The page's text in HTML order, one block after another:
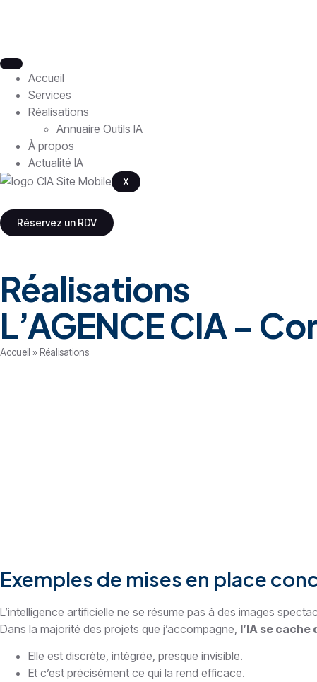
Accueil
Services
Réalisations
Annuaire Outils IA
À propos
Actualité IA
X
Réservez un RDV
Réalisations
L’AGENCE CIA –
Accueil » Réalisations
Exemples de mises en place
L’intelligence artificielle ne se résume pas à des images
Dans la majorité des projets que j’accompagne, l’IA se cache
Elle est discrète, intégrée, presque invisible.
Et c’est précisément ce qui la rend efficace.